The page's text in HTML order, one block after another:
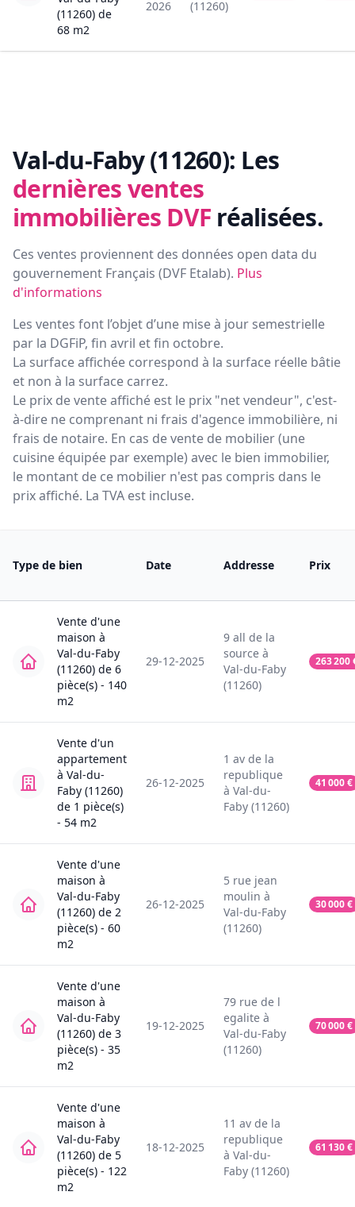
(11260) de
68 m2
2026
(11260)
Val-du-Faby (11260): Les
dernières ventes
immobilières DVF réalisées.
Ces ventes proviennent des données open data du
gouvernement Français (DVF Etalab). Plus
d'informations
Les ventes font l’objet d’une mise à jour semestrielle
par la DGFiP, fin avril et fin octobre.
La surface affichée correspond à la surface réelle bâtie
et non à la surface carrez.
Le prix de vente affiché est le prix "net vendeur", c'est-
à-dire ne comprenant ni frais d'agence immobilière, ni
frais de notaire. En cas de vente de mobilier (une
cuisine équipée par exemple) avec le bien immobilier,
le montant de ce mobilier n'est pas compris dans le
prix affiché. La TVA est incluse.
Type de bien Date Addresse Prix
Vente d'une
maison à
Val-du-Faby
(11260) de 6
pièce(s) - 140
m2
29-12-2025
9 all de la
source à
Val-du-Faby
(11260)
263 200
Vente d'un
appartement
à Val-du-
Faby (11260)
de 1 pièce(s)
- 54 m2
26-12-2025
1 av de la
republique
à Val-du-
Faby (11260)
41 000€
Vente d'une
maison à
Val-du-Faby
(11260) de 2
pièce(s) - 60
m2
26-12-2025
5 rue jean
moulin à
Val-du-Faby
(11260)
30 000€
Vente d'une
maison à
Val-du-Faby
(11260) de 3
pièce(s) - 35
m2
19-12-2025
79 rue de l
egalite à
Val-du-Faby
(11260)
70 000€
Vente d'une
maison à
Val-du-Faby
(11260) de 5
pièce(s) - 122
m2
18-12-2025
11 av de la
republique
à Val-du-
Faby (11260)
61 130€